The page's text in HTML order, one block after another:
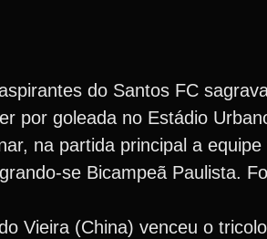
do Santos FC
por goleada no Estádio
na partida principal a
se Bicampeã Paulista.
Vieira (China) venceu o